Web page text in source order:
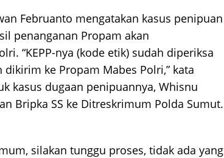
Februanto mengatakan kasus penipuan
penanganan Propam akan
“KEPP-nya (kode etik) sudah diperiksa
ke Propam Mabes Polri,” kata
kasus dugaan penipuannya, Whisnu
Bripka SS ke Ditreskrimum Polda Sumut.
silakan tunggu proses, tidak ada yang